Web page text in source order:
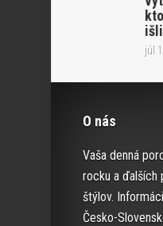
júl
O nás
Vaša denná
rocku a ďalších
štýlov.
Česko-